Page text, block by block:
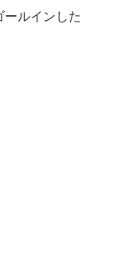
ルインした